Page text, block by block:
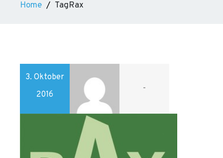
Home TagRax
3. Oktober
2016
-